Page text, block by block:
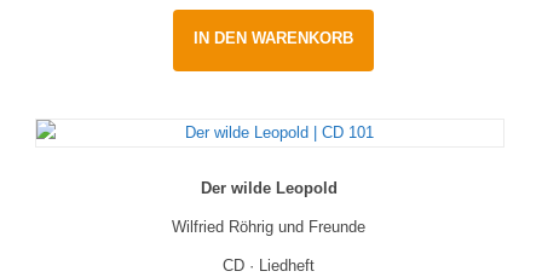
IN DEN WARENKORB
Der wilde Leopold
Wilfried Röhrig und Freunde
CD · Liedheft